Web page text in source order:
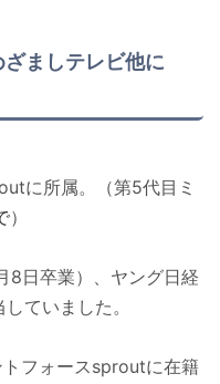
ましテレビ他に
に所属。（第5代目ミ
）
日卒業）、ヤング日経
ていました。
フォースsproutに在籍